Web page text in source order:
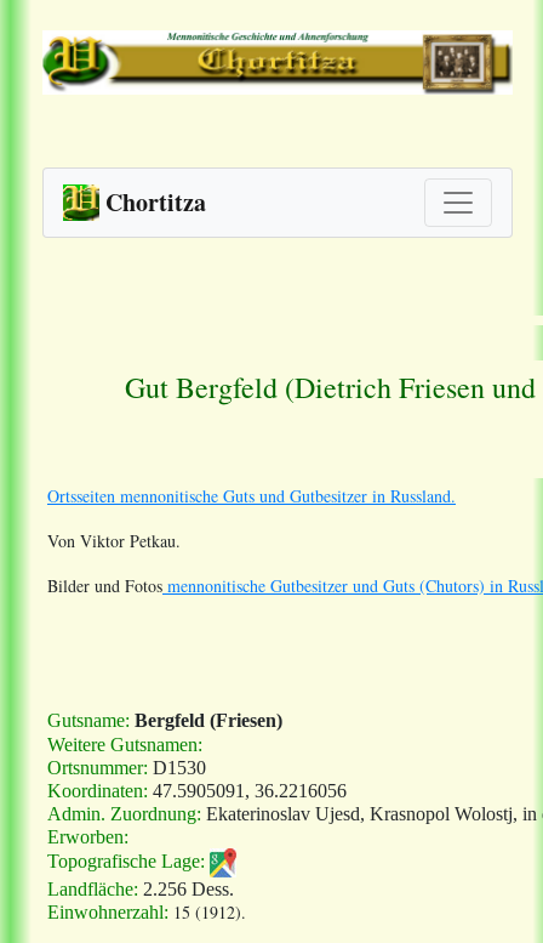
Chortitza
Gut Bergfeld (Dietrich Friesen
Ortsseiten mennonitische Guts und Gutbesitzer in Russland.
Von Viktor Petkau.
Bilder und Fotos mennonitische Gutbesitzer und Guts (Chutors) in
Gutsname: Bergfeld (Friesen)
Weitere Gutsnamen:
Ortsnummer: D1530
Koordinaten: 47.5905091, 36.2216056
Admin. Zuordnung: Ekaterinoslav Ujesd, Krasnopol Wolostj,
Erworben:
Topografische Lage:
Landfläche: 2.256 Dess.
Einwohnerzahl: 15 (1912).